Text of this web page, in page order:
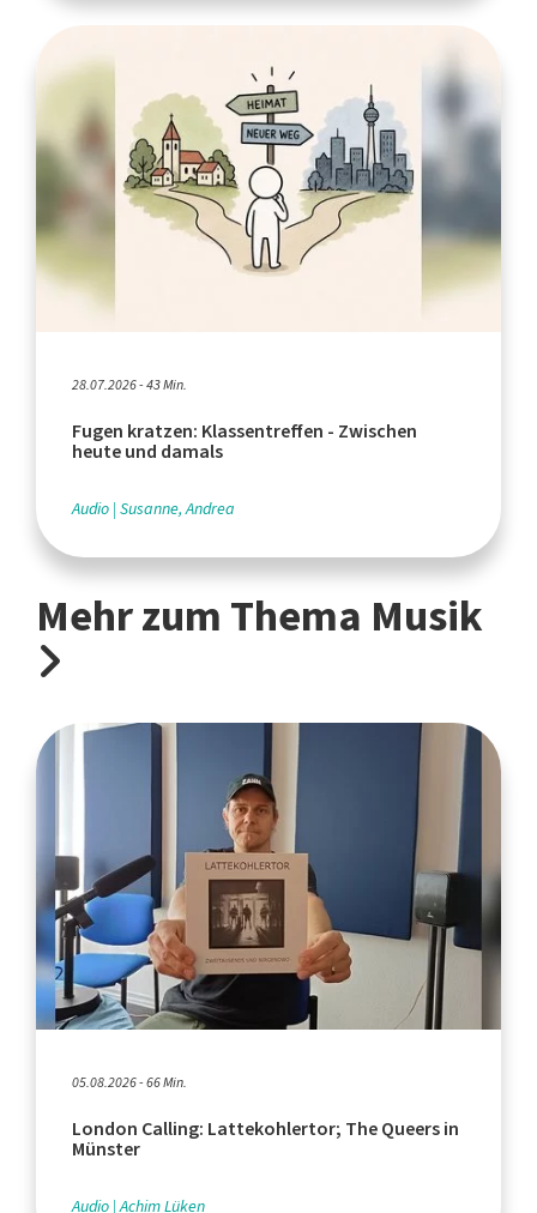
28.07.2026 - 43 Min.
Fugen kratzen: Klassentreffen - Zwischen
heute und damals
Audio Susanne, Andrea
Mehr zum Thema Musik
05.08.2026 - 66 Min.
London Calling: Lattekohlertor; The Queers in
Münster
Audio Achim Lüken